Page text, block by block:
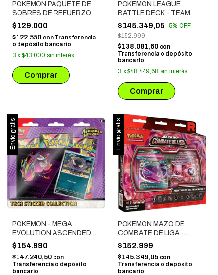
POKEMON PAQUETE DE
SOBRES DE REFUERZO -
MEGAEVOLUCION:
EQUILIBRIO PERFECTO
$129.000
$122.550 con Transferencia
o depósito bancario
3 x $43.000 sin interés
POKEMON LEAGUE
BATTLE DECK - TEAM
ROCKET'S MEWTWO EX
$145.349,05 -5% OFF
$152.999
$138.081,60 con
Transferencia o depósito
bancario
3 x $48.449,68 sin interés
Envío gratis
POKEMON - MEGA
EVOLUTION ASCENDED
HEROES: TECH STICKERS
COLLECTION (GASTLY)
$154.990
$147.240,50 con
Transferencia o depósito
bancario
Envío gratis
POKEMON MAZO DE
COMBATE DE LIGA -
MEWTWO EX DEL EQUIPO
ROCKET
$152.999
$145.349,05 con
Transferencia o depósito
bancario